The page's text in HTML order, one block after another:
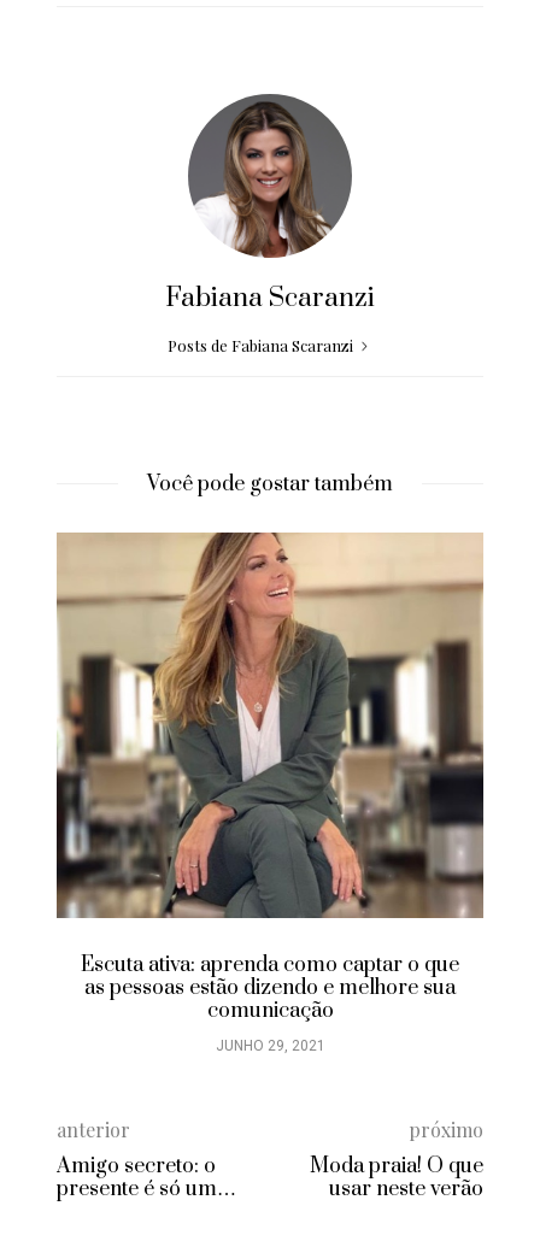
Fabiana Scaranzi
Posts de Fabiana Scaranzi
Você pode gostar também
Aprenda como aumentar suas vendas
pelo Instagram
JUNHO 28, 2021
anterior
Amigo secreto: o
presente é só um
próximo
Moda praia! O que
usar neste verão